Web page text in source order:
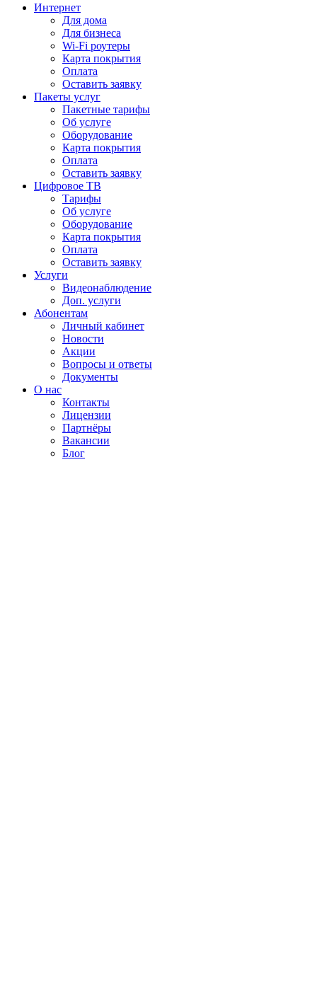
Интернет
Для дома
Для бизнеса
Wi-Fi роутеры
Карта покрытия
Оплата
Оставить заявку
Пакеты услуг
Пакетные тарифы
Об услуге
Оборудование
Карта покрытия
Оплата
Оставить заявку
Цифровое ТВ
Тарифы
Об услуге
Оборудование
Карта покрытия
Оплата
Оставить заявку
Услуги
Видеонаблюдение
Доп. услуги
Абонентам
Личный кабинет
Новости
Акции
Вопросы и ответы
Документы
О нас
Контакты
Лицензии
Партнёры
Вакансии
Блог